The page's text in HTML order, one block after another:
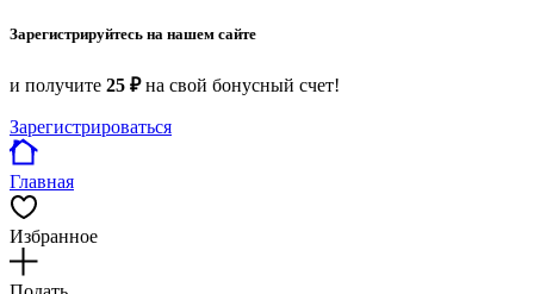
Зарегистрируйтесь на нашем сайте
и получите 25 ₽на свой бонусный счет!
Зарегистрироваться
Главная
Избранное